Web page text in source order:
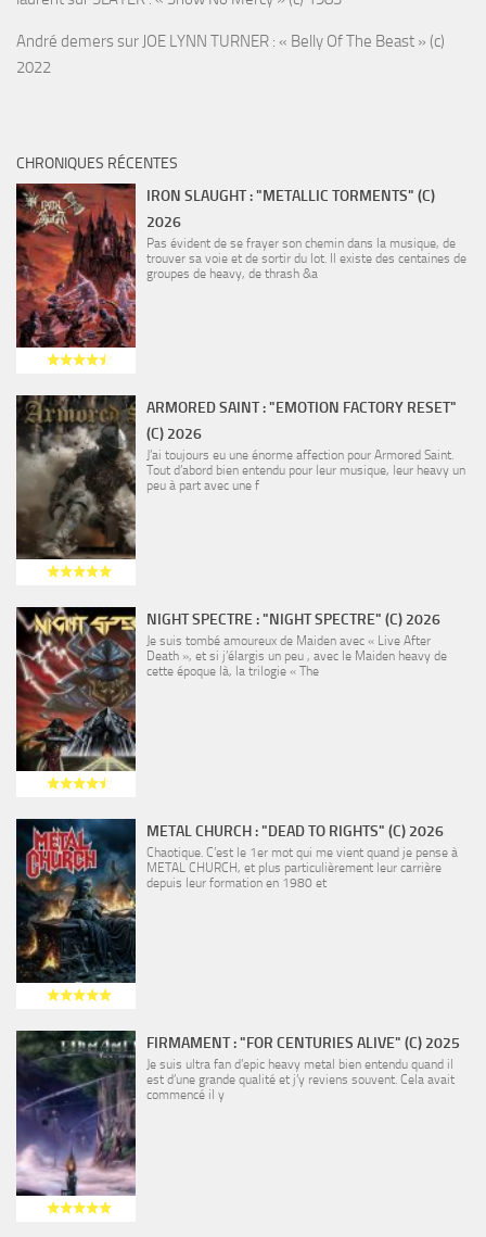
André demerssur JOE LYNN TURNER : « Belly Of The Beast » (c)
2022
CHRONIQUES RÉCENTES
IRON SLAUGHT : "METALLIC TORMENTS" (C)
2026
Pas évident de se frayer son chemin dans la musique, de
trouver sa voie et de sortir du lot. Il existe des centaines de
groupes de heavy, de thrash &a
ARMORED SAINT : "EMOTION FACTORY RESET"
(C) 2026
J’ai toujours eu une énorme affection pour Armored Saint.
Tout d’abord bien entendu pour leur musique, leur heavy un
peu à part avec une f
NIGHT SPECTRE : "NIGHT SPECTRE" (C) 2026
Je suis tombé amoureux de Maiden avec « Live After
Death », et si j’élargis un peu , avec le Maiden heavy de
cette époque là, la trilogie « The
METAL CHURCH : "DEAD TO RIGHTS" (C) 2026
Chaotique. C’est le 1er mot qui me vient quand je pense à
METAL CHURCH, et plus particulièrement leur carrière
depuis leur formation en 1980 et
FIRMAMENT : "FOR CENTURIES ALIVE" (C) 2025
Je suis ultra fan d’epic heavy metal bien entendu quand il
est d’une grande qualité et j’y reviens souvent. Cela avait
commencé il y